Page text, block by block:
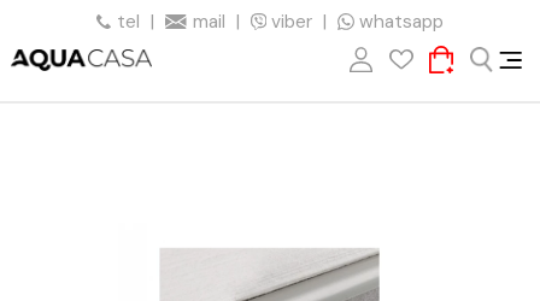
tel | mail | viber | whatsapp